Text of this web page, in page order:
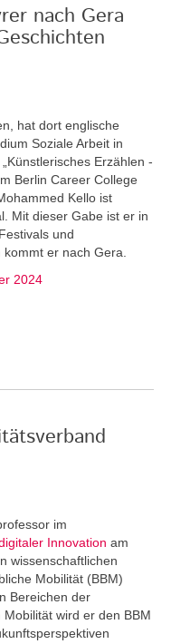
nach Gera
hat dort englische
Soziale Arbeit in
Erzählen -
Berlin Career College
Kello ist
Mit dieser Gabe ist er in
und
er nach Gera.
2024
im
Innovation am
wissenschaftlichen
Mobilität (BBM)
Bereichen der
wird er den BBM